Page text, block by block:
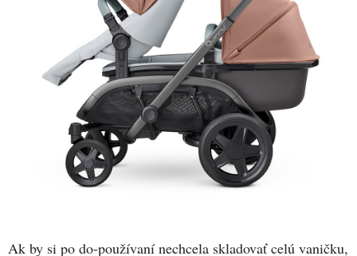
Ak by si po do-používaní nechcela skladovať celú vaničku,